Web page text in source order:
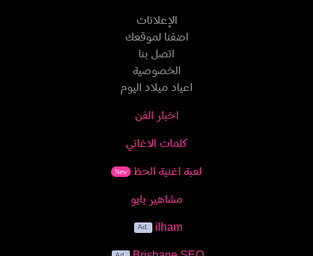
الإعلانات
اضفنا لموقعك
اتصل بنا
الخصوصية
اعياد ميلاد اليوم
اخبار الفن
كلمات الاغاني
لعبة اغنية الحظ New
مشاهير بايو
ilham